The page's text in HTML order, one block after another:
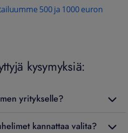
500 ja 1000 euron
kysymyksiä:
yritykselle?
kannattaa valita?